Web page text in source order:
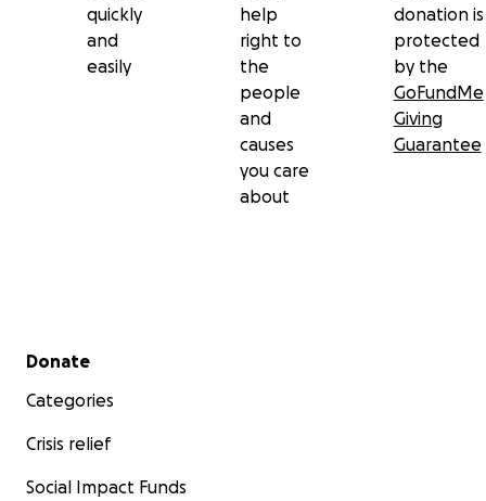
quickly
and
easily
help
right to
the
people
and
causes
you care
about
donation is
protected
by the
GoFundMe
Giving
Guarantee
Secondary menu
Donate
Categories
Crisis relief
Social Impact Funds